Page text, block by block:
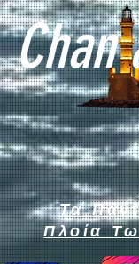
Chan
Τα
Πλοία